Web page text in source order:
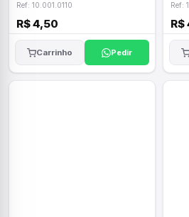
Ref: 10.001.0110
R$ 4,50
Carrinho Pedir
Ref:
R$